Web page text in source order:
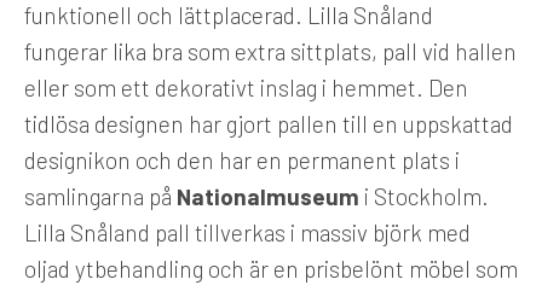
funktionell och lättplacerad. Lilla Snåland
fungerar lika bra som extra sittplats, pall vid hallen
eller som ett dekorativt inslag i hemmet. Den
tidlösa designen har gjort pallen till en uppskattad
designikon och den har en permanent plats i
samlingarna på Nationalmuseum i Stockholm.
Lilla Snåland pall tillverkas i massiv björk med
oljad ytbehandling och är en prisbelönt möbel som